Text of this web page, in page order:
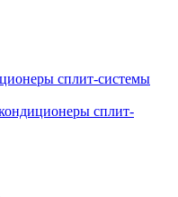
сплит-системы
сплит-